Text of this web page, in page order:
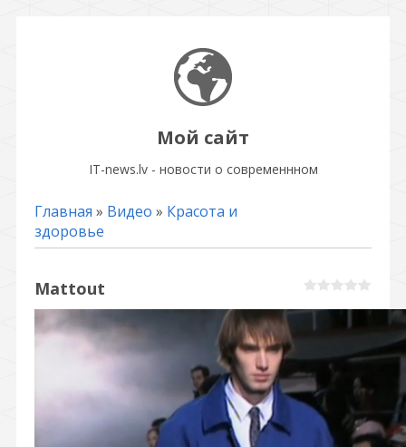
Мой сайт
IT-news.lv - новости о современнном
Главная » Видео » Красота и
здоровье
Mattout